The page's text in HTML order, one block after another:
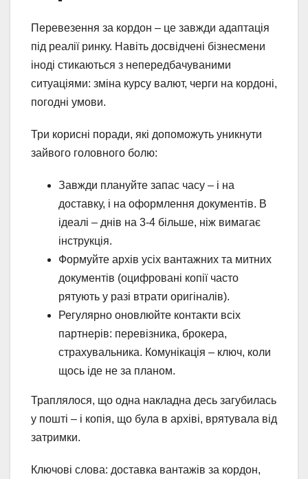
Перевезення за кордон – це завжди адаптація
під реалії ринку. Навіть досвідчені бізнесмени
іноді стикаються з непередбачуваними
ситуаціями: зміна курсу валют, черги на кордоні,
погодні умови.
Три корисні поради, які допоможуть уникнути
зайвого головного болю:
Завжди плануйте запас часу – і на
доставку, і на оформлення документів. В
ідеалі – днів на 3-4 більше, ніж вимагає
інструкція.
Формуйте архів усіх вантажних та митних
документів (оцифровані копії часто
рятують у разі втрати оригіналів).
Регулярно оновлюйте контакти всіх
партнерів: перевізника, брокера,
страхувальника. Комунікація – ключ, коли
щось іде не за планом.
Траплялося, що одна накладна десь загубилась
у пошті – і копія, що була в архіві, врятувала від
затримки.
Ключові слова: доставка вантажів за кордон,